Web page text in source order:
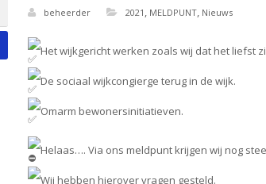
beheerder 2021 , MELDPUNT, Nieuws
Het wijkgericht werken zoals wij dat het liefst
De sociaal wijkcongierge terug in de wijk.
Omarm bewonersinitiatieven.
Helaas…. Via ons meldpunt krijgen wij nog
Wij hebben hierover vragen gesteld.